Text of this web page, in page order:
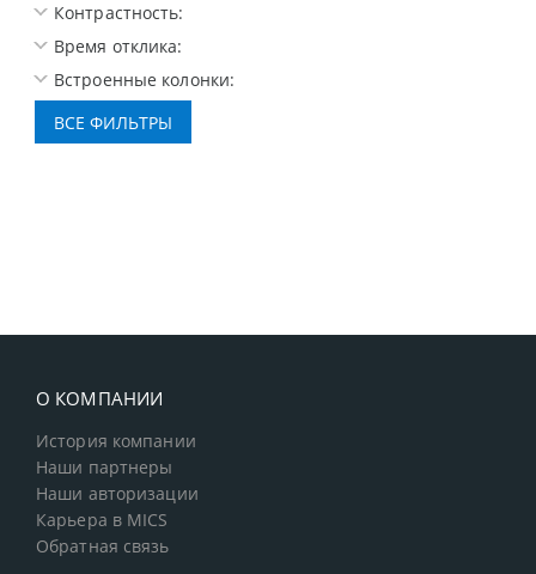
Контрастность:
Время отклика:
Встроенные колонки:
О КОМПАНИИ
История компании
Наши партнеры
Наши авторизации
Карьера в MICS
Обратная связь